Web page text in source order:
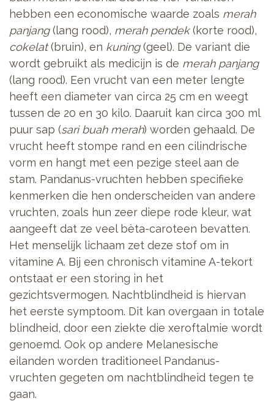
hebben een economische waarde zoals merah
panjang(lang rood), merah pendek(korte rood),
cokelat(bruin), en kuning(geel). De variant die
wordt gebruikt als medicijn is de merah panjang
(lang rood). Een vrucht van een meter lengte
heeft een diameter van circa 25 cm en weegt
tussen de 20 en 30 kilo. Daaruit kan circa 300 ml
puur sap (sari buah merah) worden gehaald. De
vrucht heeft stompe rand en een cilindrische
vorm en hangt met een pezige steel aan de
stam. Pandanus-vruchten hebben specifieke
kenmerken die hen onderscheiden van andere
vruchten, zoals hun zeer diepe rode kleur, wat
aangeeft dat ze veel bèta-caroteen bevatten.
Het menselijk lichaam zet deze stof om in
vitamine A. Bij een chronisch vitamine A-tekort
ontstaat er een storing in het
gezichtsvermogen. Nachtblindheid is hiervan
het eerste symptoom. Dit kan overgaan in totale
blindheid, door een ziekte die xeroftalmie wordt
genoemd. Ook op andere Melanesische
eilanden worden traditioneel Pandanus-
vruchten gegeten om nachtblindheid tegen te
gaan.